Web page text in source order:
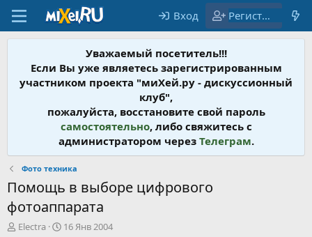
Вход Регистрация
Уважаемый посетитель!!!
Если Вы уже являетесь зарегистрированным
участником проекта "миХей.ру - дискусcионный
клуб",
пожалуйста, восстановите свой пароль
самостоятельно, либо свяжитесь с
администратором через Телеграм.
Фото техника
Помощь в выборе цифрового
фотоаппарата
А
Electra
Д
16 Янв 2004